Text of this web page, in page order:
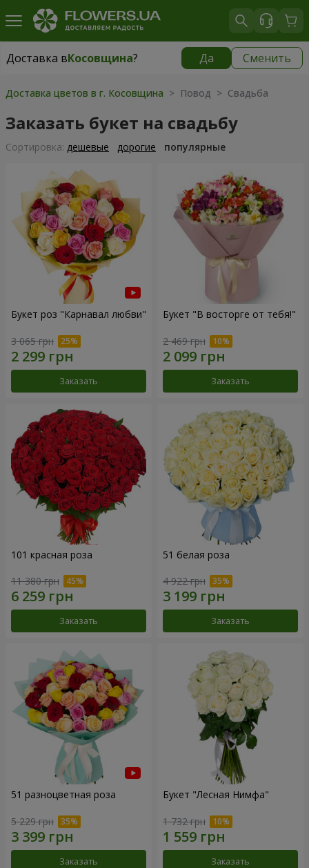
Доставка вКосовщина? Да Сменить
Доставка вКосовщина|
Доставка цветов в г. Косовщина > Повод > Свадьба
Заказать букет на свадьбу
Cортировка: дешевые дорогие популярные
Букет роз "Карнавал любви"
3 065 грн
Заказать
Букет "В восторге от тебя!"
2 469 грн
Заказать
101 красная роза
11 380 грн
Заказать
51 белая роза
4 922 грн
Заказать
51 разноцветная роза
5 229 грн
Заказать
Букет "Лесная Нимфа"
1 732 грн
Заказать